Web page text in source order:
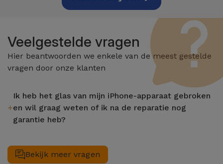
Veelgestelde vragen
Hier beantwoorden we enkele van de meest gestelde
vragen door onze klanten
Ik heb het glas van mijn iPhone-apparaat gebroken
en wil graag weten of ik na de reparatie nog
garantie heb?
iServices-winkel, heeft u levenslange garantie op de LCD- en
aanraakfuncties.
Bekijk meer vragen